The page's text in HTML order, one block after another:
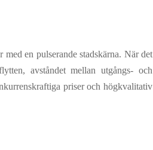
en pulserande stadskärna. När det
avståndet mellan utgångs- och
priser och högkvalitativ